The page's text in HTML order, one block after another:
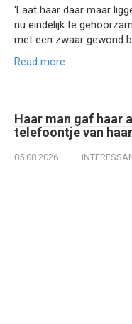
‘Laat haar daar maar
nu eindelijk te
met een zwaar gewond
Read more
Haar man gaf haar
telefoontje van
05.08.2026